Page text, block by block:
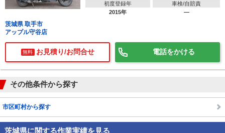
初度登録年
2015年
車検/自賠責
―
茨城県 取手市
アップル守谷店
無料 お見積り/お問合せ 電話をかける
その他条件から探す
市区町村から探す
茨城県に関する作業実績を見る